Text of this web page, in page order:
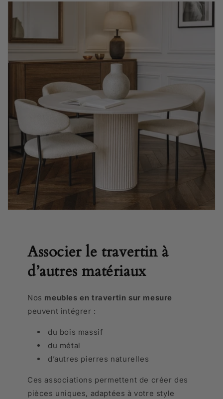
Associer le travertin à
d’autres matériaux
Nos meubles en travertin sur mesure
peuvent intégrer :
du bois massif
du métal
d’autres pierres naturelles
Ces associations permettent de créer des
pièces uniques, adaptées à votre style